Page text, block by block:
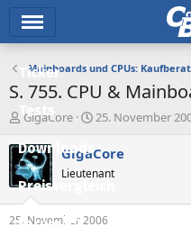
Ticker
Tests
Downloads
Preisvergleich
Mainboards und CPUs:
S. 755. CPU &
E
s
t
e
GigaCore
E
s
e
l
25. November
GigaCore
Lieutenant
25. November 2006